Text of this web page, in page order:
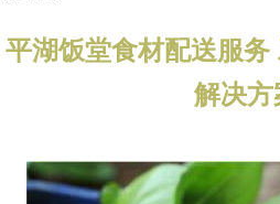
平湖饭堂食材配送服
解决方